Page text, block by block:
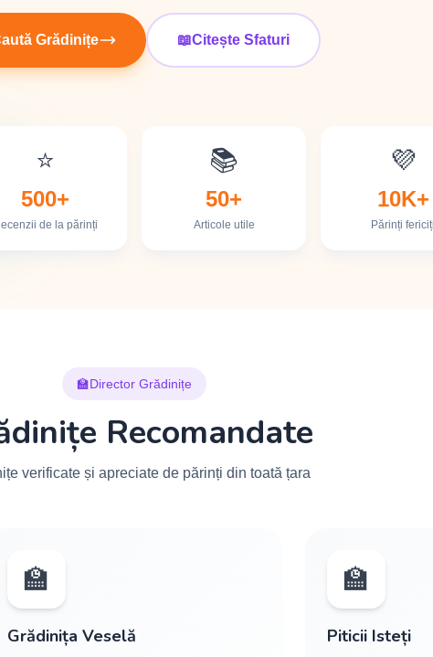
🌈
Grădinițe 📖Citește Sfaturi
⭐
500+
de la părinți
📚
50+
Articole utile
💜
10K+
Părinți fericiți
🏫Director Grădinițe
Recomandate
verificate și apreciate de părinți din toată țara
🏫
Grădinița Veselă
🏫
Piticii Isteți